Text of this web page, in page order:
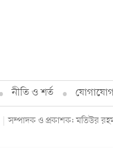
নীতি ও শর্ত
সম্পাদক ও প্রকাশক: মতিউর